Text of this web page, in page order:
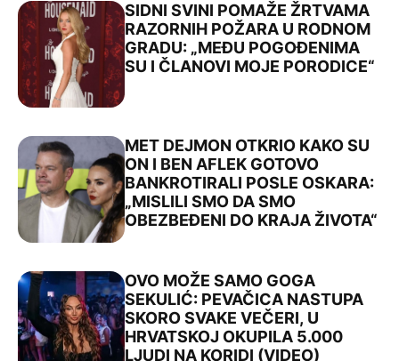
SIDNI SVINI POMAŽE ŽRTVAMA
RAZORNIH POŽARA U RODNOM
GRADU: „MEĐU POGOĐENIMA
SU I ČLANOVI MOJE PORODICE“
MET DEJMON OTKRIO KAKO SU
ON I BEN AFLEK GOTOVO
BANKROTIRALI POSLE OSKARA:
„MISLILI SMO DA SMO
OBEZBEĐENI DO KRAJA ŽIVOTA“
OVO MOŽE SAMO GOGA
SEKULIĆ: PEVAČICA NASTUPA
SKORO SVAKE VEČERI, U
HRVATSKOJ OKUPILA 5.000
LJUDI NA KORIDI (VIDEO)